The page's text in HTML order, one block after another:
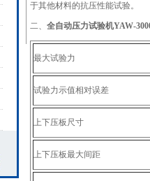
于其他材料的抗压性能试验。
二、 全自动压力试验机YAW-
最大试验力
试验力示值相对误差
上下压板尺寸
上下压板最大间距